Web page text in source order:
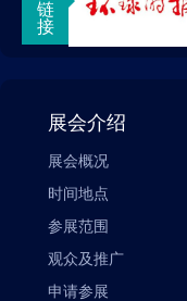
链
接
展会介绍
展会概况
时间地点
参展范围
观众及推广
申请参展